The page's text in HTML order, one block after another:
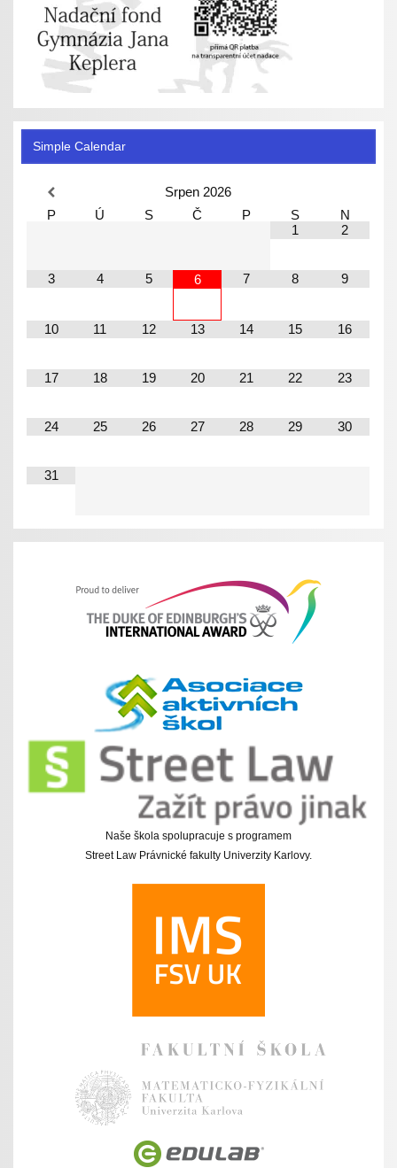
Simple Calendar
Srpen 2026
P
Ú S Č P S
N
1
2
3 4 5 6 7 8 9
10 11 12 13 14 15 16
17 18 19 20 21 22 23
24 25 26 27 28 29 30
31
Naše škola spolupracuje s programem
Street Law Právnické fakulty Univerzity Karlovy.